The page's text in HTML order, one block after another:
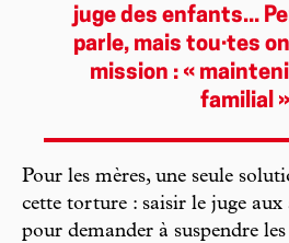
juge des enfants...
parle, mais tou·tes
mission : «
familial »
Pour les mères, une seule
cette torture : saisir le juge
pour demander à suspendre